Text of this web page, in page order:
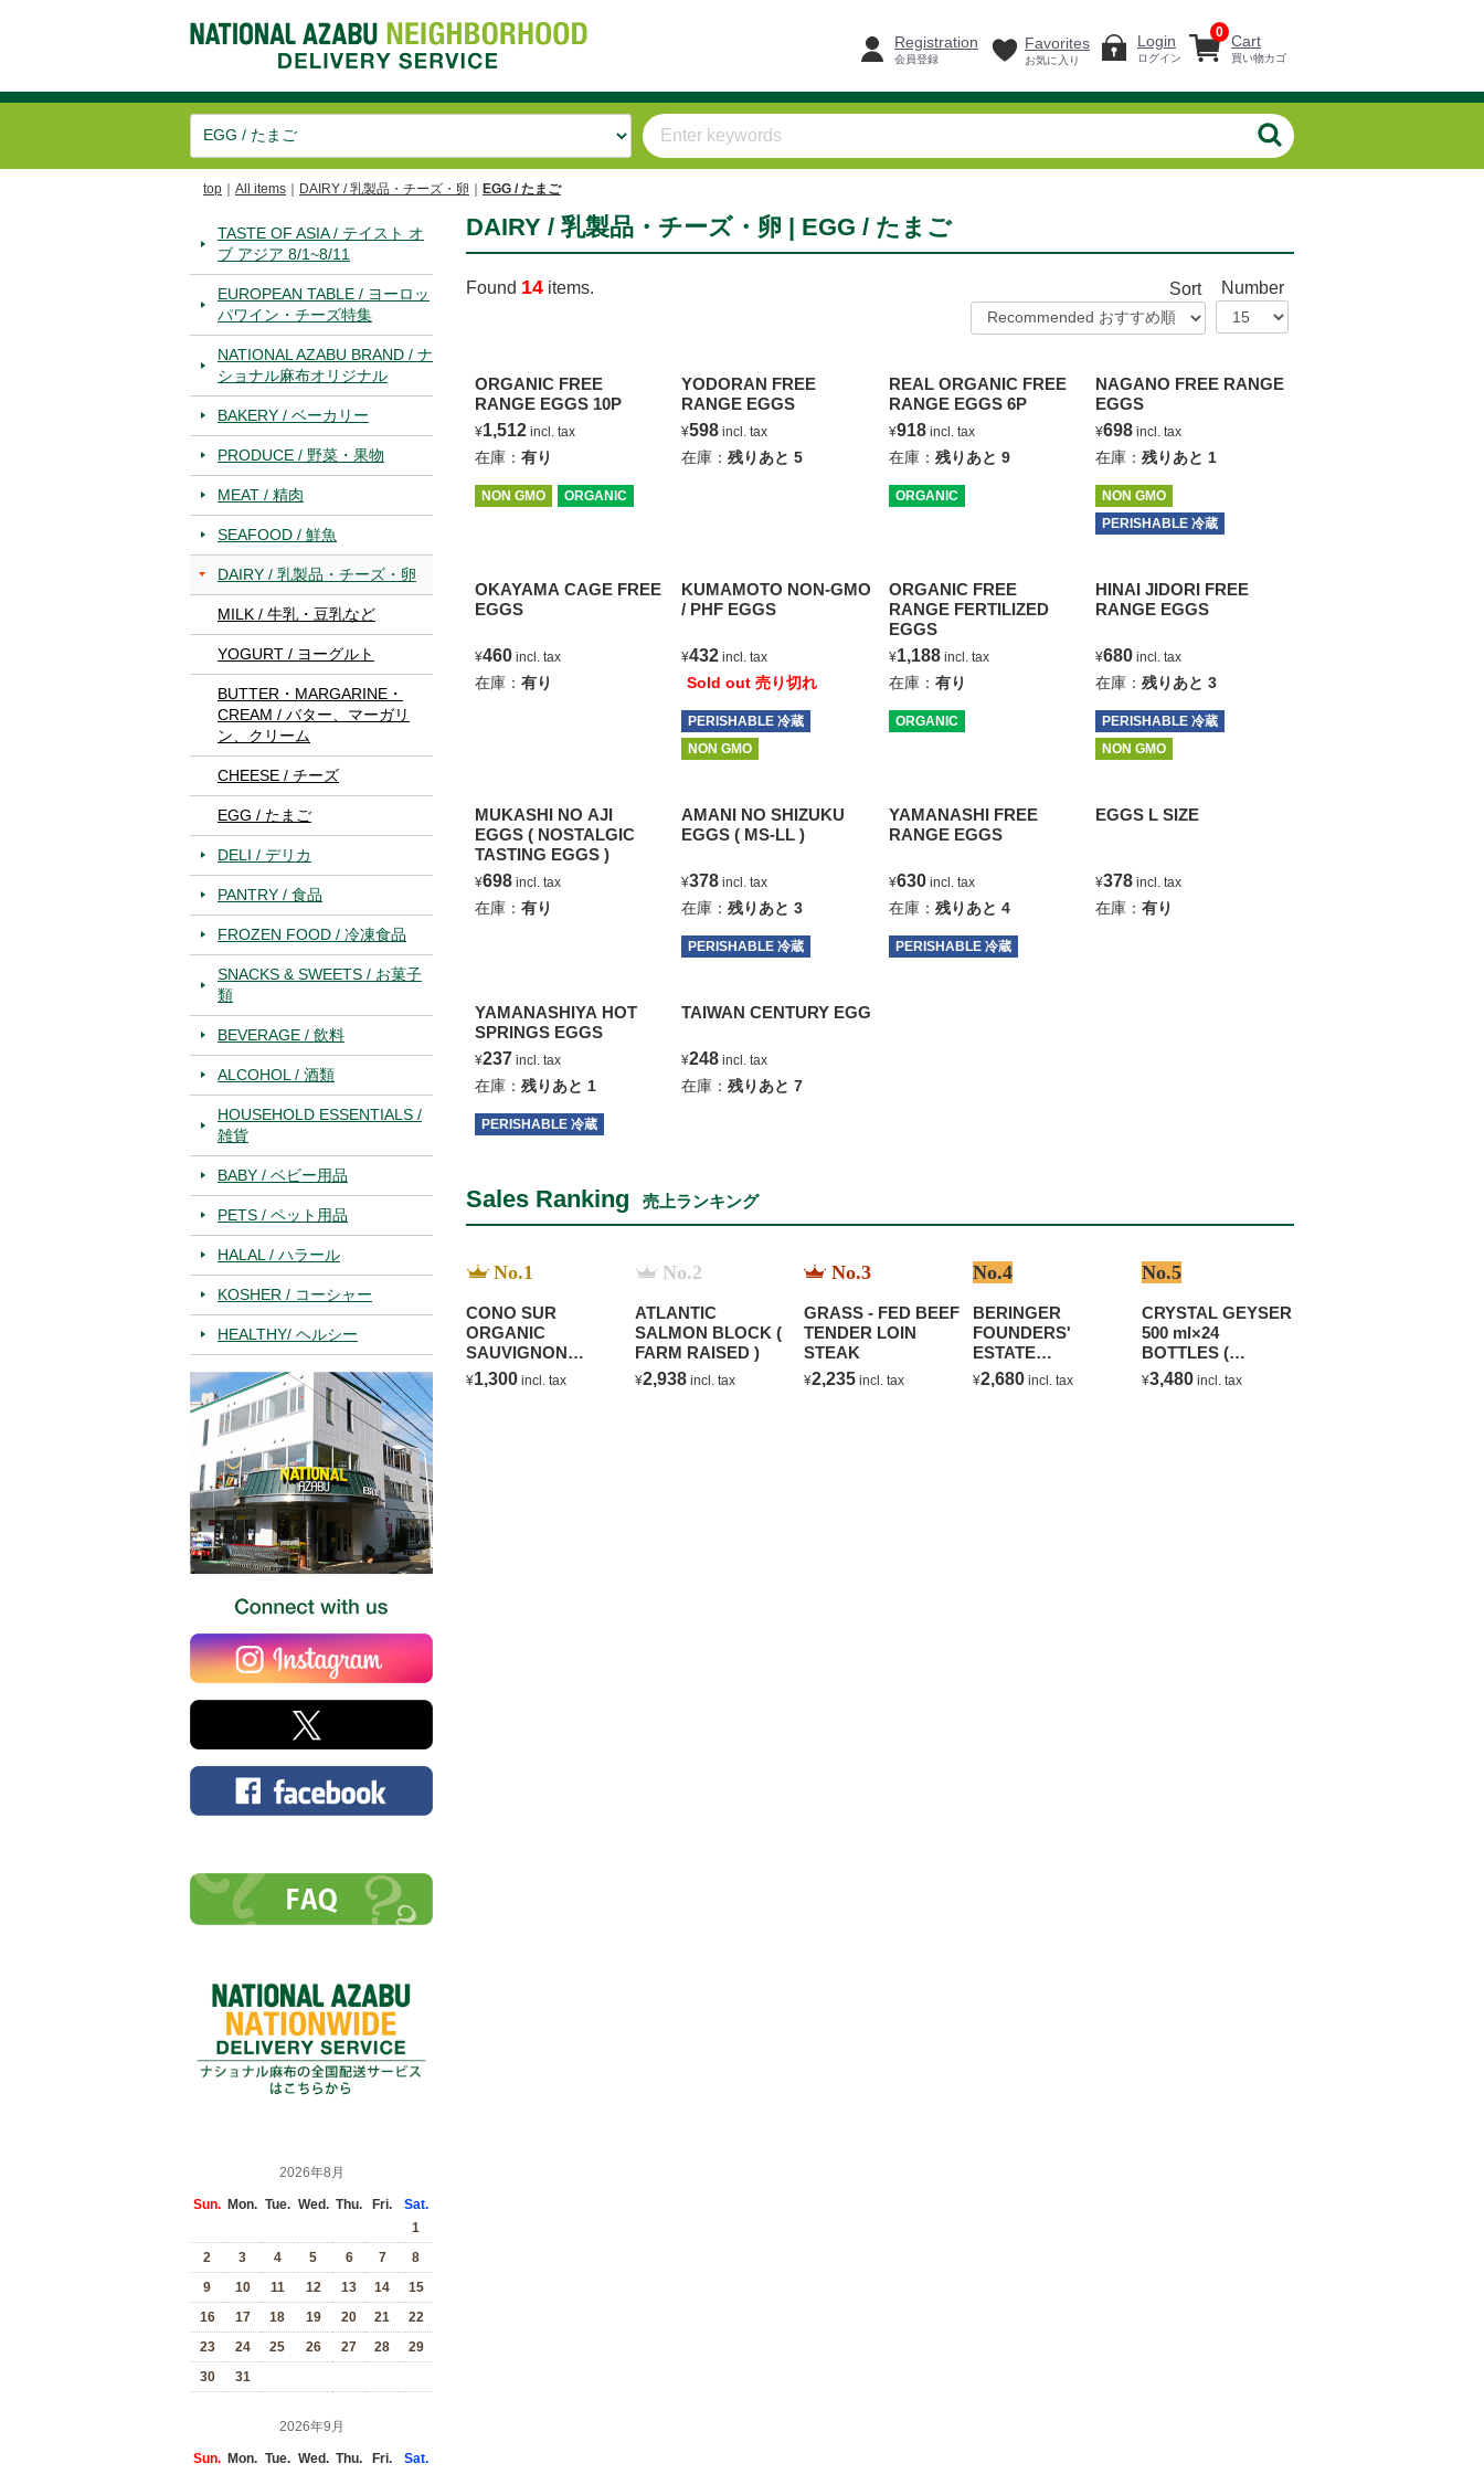
Cart
買い物カゴ
0
Registration
会員登録
Favorites
お気に入り
Login
ログイン
top All items DAIRY / 乳製品・チーズ・卵 EGG / たまご
TASTE OF ASIA / テイスト オ
ブ アジア 8/1~8/11
EUROPEAN TABLE / ヨーロッ
パワイン・チーズ特集
NATIONAL AZABU BRAND / ナ
ショナル麻布オリジナル
BAKERY / ベーカリー
PRODUCE / 野菜・果物
MEAT / 精肉
SEAFOOD / 鮮魚
DAIRY / 乳製品・チーズ・卵
MILK / 牛乳・豆乳など
YOGURT / ヨーグルト
BUTTER・MARGARINE・
CREAM / バター、マーガリ
ン、クリーム
CHEESE / チーズ
EGG / たまご
DELI / デリカ
PANTRY / 食品
FROZEN FOOD / 冷凍食品
SNACKS & SWEETS / お菓子
類
BEVERAGE / 飲料
ALCOHOL / 酒類
HOUSEHOLD ESSENTIALS /
雑貨
BABY / ベビー用品
PETS / ペット用品
HALAL / ハラール
KOSHER / コーシャー
HEALTHY/ ヘルシー
2026年8月
Sun. Mon. Tue. Wed. Thu. Fri.
Sat.
1
2
3 4 5 6 7
8
9
10 11 12 13 14
15
16
17 18 19 20 21
22
23
24 25 26 27 28
29
30
31
2026年9月
Sun. Mon. Tue. Wed. Thu. Fri.
Sat.
DAIRY / 乳製品・チーズ・卵 | EGG / たまご
Found 14 items. Sort Number
ORGANIC FREE
RANGE EGGS 10P
¥1,512incl. tax
在庫： 有り
NON GMO ORGANIC
YODORAN FREE
RANGE EGGS
¥598 incl. tax
在庫： 残りあと 5
REAL ORGANIC FREE
RANGE EGGS 6P
¥918incl. tax
在庫： 残りあと 9
ORGANIC
NAGANO FREE RANGE
EGGS
¥698 incl. tax
在庫： 残りあと 1
NON GMO
PERISHABLE 冷蔵
OKAYAMA CAGE FREE
EGGS
¥460incl. tax
在庫： 有り
KUMAMOTO NON-GMO
/ PHF EGGS
¥432 incl. tax
Sold out 売り切れ
PERISHABLE 冷蔵
NON GMO
ORGANIC FREE
RANGE FERTILIZED
EGGS
¥1,188incl. tax
在庫： 有り
ORGANIC
HINAI JIDORI FREE
RANGE EGGS
¥680 incl. tax
在庫： 残りあと 3
PERISHABLE 冷蔵
NON GMO
MUKASHI NO AJI
EGGS ( NOSTALGIC
TASTING EGGS )
¥698incl. tax
在庫： 有り
AMANI NO SHIZUKU
EGGS ( MS-LL )
¥378 incl. tax
在庫： 残りあと 3
PERISHABLE 冷蔵
YAMANASHI FREE
RANGE EGGS
¥630incl. tax
在庫： 残りあと 4
PERISHABLE 冷蔵
EGGS L SIZE
¥378 incl. tax
在庫： 有り
YAMANASHIYA HOT
SPRINGS EGGS
¥237 incl. tax
在庫： 残りあと 1
PERISHABLE 冷蔵
TAIWAN CENTURY EGG
¥248 incl. tax
在庫： 残りあと 7
Sales Ranking 売上ランキング
No.1
CONO SUR
ORGANIC
SAUVIGNON
BLANC
¥1,300 incl. tax
No.2
ATLANTIC
SALMON BLOCK (
FARM RAISED )
¥2,938 incl. tax
No.3
GRASS - FED BEEF
TENDER LOIN
STEAK
¥2,235 incl. tax
No.4
BERINGER
FOUNDERS'
ESTATE
CHARDONNAY
¥2,680 incl. tax
No.5
CRYSTAL GEYSER
500 ml×24
BOTTLES (
NATURAL
MINERAL WATER )
¥3,480 incl. tax